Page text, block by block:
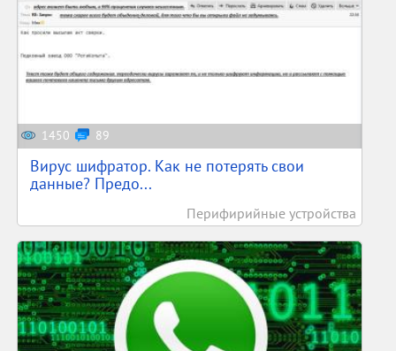
1450 89
Вирус шифратор. Как не потерять свои
данные? Предо...
Перифирийные устройства